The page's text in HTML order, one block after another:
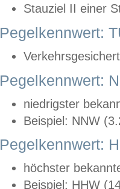
Stauziel II einer
Pegelkennwert:
Pegelkennwert:
niedrigster
Beispiel: NNW
Pegelkennwert:
höchster
Beispiel: HHW